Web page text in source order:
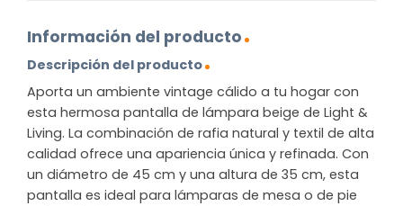
Información del producto
Descripción del producto
Aporta un ambiente vintage cálido a tu hogar con
esta hermosa pantalla de lámpara beige de Light &
Living. La combinación de rafia natural y textil de alta
calidad ofrece una apariencia única y refinada. Con
un diámetro de 45 cm y una altura de 35 cm, esta
pantalla es ideal para lámparas de mesa o de pie